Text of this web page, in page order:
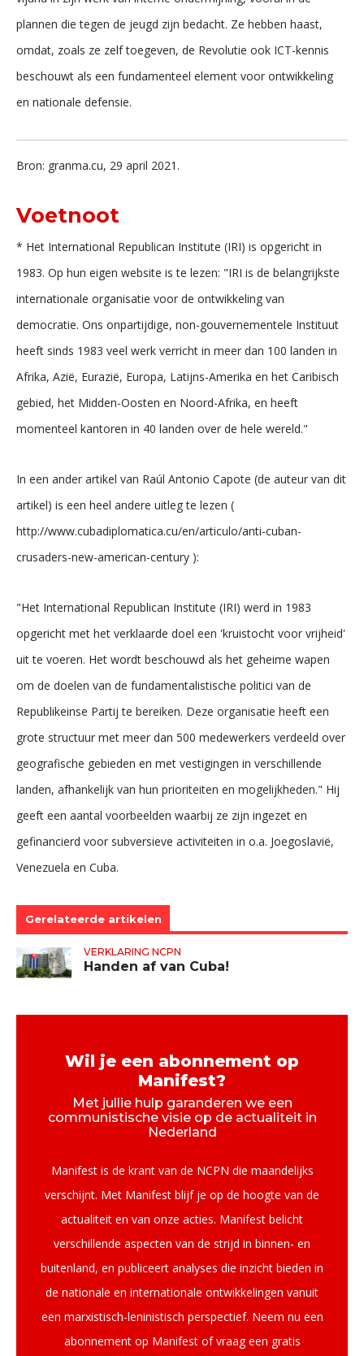
plannen die tegen de jeugd zijn bedacht. Ze hebben haast,
omdat, zoals ze zelf toegeven, de Revolutie ook ICT-kennis
beschouwt als een fundamenteel element voor ontwikkeling
en nationale defensie.
Bron: granma.cu, 29 april 2021.
Voetnoot
* Het International Republican Institute (IRI) is opgericht in
1983. Op hun eigen website is te lezen: "IRI is de belangrijkste
internationale organisatie voor de ontwikkeling van
democratie. Ons onpartijdige, non-gouvernementele Instituut
heeft sinds 1983 veel werk verricht in meer dan 100 landen in
Afrika, Azië, Eurazië, Europa, Latijns-Amerika en het Caribisch
gebied, het Midden-Oosten en Noord-Afrika, en heeft
momenteel kantoren in 40 landen over de hele wereld."
In een ander artikel van Raúl Antonio Capote (de auteur van dit
artikel) is een heel andere uitleg te lezen (
http://www.cubadiplomatica.cu/en/articulo/anti-cuban-
crusaders-new-american-century ):
"Het International Republican Institute (IRI) werd in 1983
opgericht met het verklaarde doel een 'kruistocht voor vrijheid'
uit te voeren. Het wordt beschouwd als het geheime wapen
om de doelen van de fundamentalistische politici van de
Republikeinse Partij te bereiken. Deze organisatie heeft een
grote structuur met meer dan 500 medewerkers verdeeld over
geografische gebieden en met vestigingen in verschillende
landen, afhankelijk van hun prioriteiten en mogelijkheden." Hij
geeft een aantal voorbeelden waarbij ze zijn ingezet en
gefinancierd voor subversieve activiteiten in o.a. Joegoslavië,
Venezuela en Cuba.
Gerelateerde artikelen
VERKLARING NCPN
Handen af van Cuba!
Wil je een abonnement op
Manifest?
Met jullie hulp garanderen we een
communistische visie op de actualiteit in
Nederland
Manifest is de krant van de NCPN die maandelijks
verschijnt. Met Manifest blijf je op de hoogte van de
actualiteit en van onze acties. Manifest belicht
verschillende aspecten van de strijd in binnen- en
buitenland, en publiceert analyses die inzicht bieden in
de nationale en internationale ontwikkelingen vanuit
een marxistisch-leninistisch perspectief. Neem nu een
abonnement op Manifest of vraag een gratis